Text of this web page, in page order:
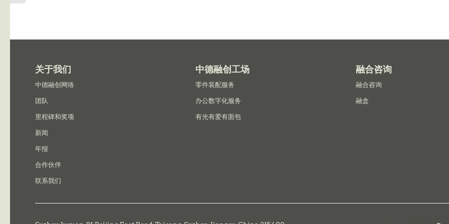
关于我们
中德融创网络
团队
里程碑和奖项
新闻
年报
合作伙伴
联系我们
中德融创工场
零件装配服务
办公数字化服务
有光有爱有面包
融合咨询
融合咨询
融盒